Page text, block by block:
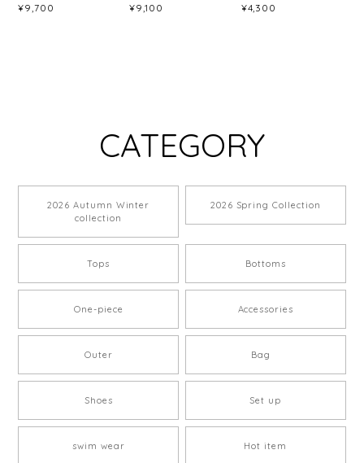
¥9,700 ¥9,100 ¥4,300
CATEGORY
2026 Autumn Winter
collection
2026 Spring Collection
Tops Bottoms
One-piece Accessories
Outer Bag
Shoes Set up
swim wear Hot item